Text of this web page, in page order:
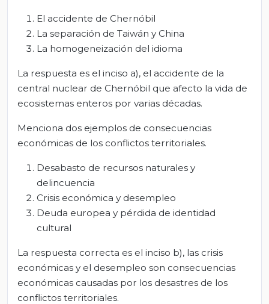
El accidente de Chernóbil
La separación de Taiwán y China
La homogeneización del idioma
La respuesta es el inciso a), el accidente de la
central nuclear de Chernóbil que afecto la vida de
ecosistemas enteros por varias décadas.
Menciona dos ejemplos de consecuencias
económicas de los conflictos territoriales.
Desabasto de recursos naturales y
delincuencia
Crisis económica y desempleo
Deuda europea y pérdida de identidad
cultural
La respuesta correcta es el inciso b), las crisis
económicas y el desempleo son consecuencias
económicas causadas por los desastres de los
conflictos territoriales.